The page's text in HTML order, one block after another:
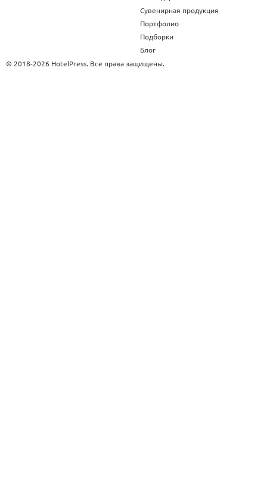
Сувенирная продукция
Портфолио
Подборки
Блог
© 2018-2026 HotelPress. Все права защищены.